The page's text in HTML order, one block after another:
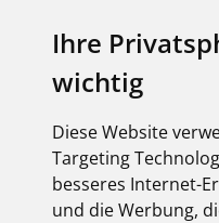
Ihre
wichtig
Diese Website
Targeting
besseres Internet-
und die Werbung,
z. B.
LED
–
Einschaltstromspitzen
erreichen.
dadurch
Anlagen
echter Fehler